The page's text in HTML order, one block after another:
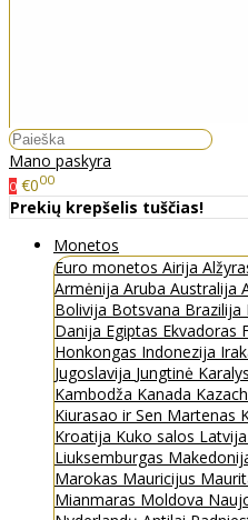
Mano paskyra
0 €000
Prekių krepšelis tuščias!
Monetos
Euro monetos Airija
Armėnija Aruba Australija
Bolivija Botsvana Brazilija
Danija Egiptas Ekvadoras
Honkongas Indonezija
Jugoslavija Jungtinė
Kambodža Kanada
Kiurasao ir Sen Martenas
Kroatija Kuko salos Latvija
Liuksemburgas
Marokas Mauricijus
Mianmaras Moldova